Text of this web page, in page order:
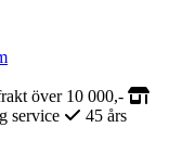
över 10 000,-
service
45 års